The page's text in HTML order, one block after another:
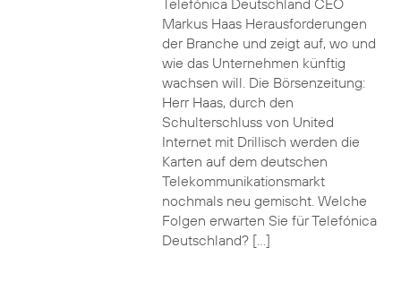
Telefónica Deutschland CEO
Markus Haas Herausforderungen
der Branche und zeigt auf, wo und
wie das Unternehmen künftig
wachsen will. Die Börsenzeitung:
Herr Haas, durch den
Schulterschluss von United
Internet mit Drillisch werden die
Karten auf dem deutschen
Telekommunikationsmarkt
nochmals neu gemischt. Welche
Folgen erwarten Sie für Telefónica
Deutschland? […]